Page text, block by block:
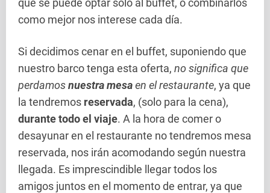
que se puede optar sólo al buffet, o combinarlos
como mejor nos interese cada día.
Si decidimos cenar en el buffet, suponiendo que
nuestro barco tenga esta oferta, no significa que
perdamosnuestra mesaen el restaurante, ya que
la tendremos reservada, (solo para la cena),
durante todo el viaje. A la hora de comer o
desayunar en el restaurante no tendremos mesa
reservada, nos irán acomodando según nuestra
llegada. Es imprescindible llegar todos los
amigos juntos en el momento de entrar, ya que